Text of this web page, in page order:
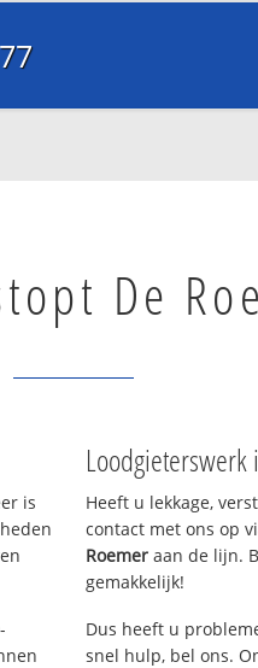
De
is
Loodgieterswerk
Heeft u lekkage,
contact met ons op
Roemer aan de lijn.
gemakkelijk!
Dus heeft u
snel hulp, bel ons.